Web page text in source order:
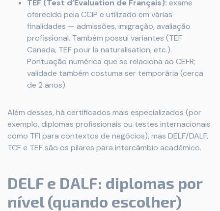
TEF (Test d’Évaluation de Français): exame
oferecido pela CCIP e utilizado em várias
finalidades — admissões, imigração, avaliação
profissional. Também possui variantes (TEF
Canada, TEF pour la naturalisation, etc.).
Pontuação numérica que se relaciona ao CEFR;
validade também costuma ser temporária (cerca
de 2 anos).
Além desses, há certificados mais especializados (por
exemplo, diplomas profissionais ou testes internacionais
como TFI para contextos de negócios), mas DELF/DALF,
TCF e TEF são os pilares para intercâmbio acadêmico.
DELF e DALF: diplomas por
nível (quando escolher)